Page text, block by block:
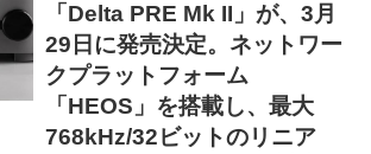
「Delta PRE Mk II」が、3月
29日に発売決定。ネットワー
クプラットフォーム
「HEOS」を搭載し、最大
768kHz/32ビットのリニア